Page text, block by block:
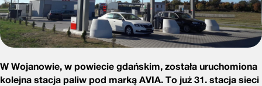
W Wojanowie, w powiecie gdańskim, została uruchomiona
kolejna stacja paliw pod marką AVIA. To już 31. stacja sieci